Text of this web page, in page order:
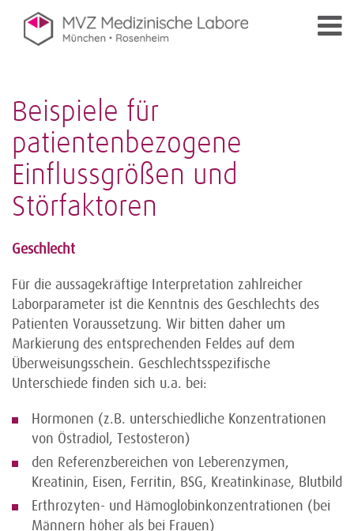
Beispiele für
patientenbezogene
Einflussgrößen und
Störfaktoren
Geschlecht
Für die aussagekräftige Interpretation zahlreicher
Laborparameter ist die Kenntnis des Geschlechts des
Patienten Voraussetzung. Wir bitten daher um
Markierung des entsprechenden Feldes auf dem
Überweisungsschein. Geschlechtsspezifische
Unterschiede finden sich u.a. bei:
Hormonen (z.B. unterschiedliche Konzentrationen
von Östradiol, Testosteron)
den Referenzbereichen von Leberenzymen,
Kreatinin, Eisen, Ferritin, BSG, Kreatinkinase, Blutbild
Erthrozyten- und Hämoglobinkonzentrationen (bei
Männern höher als bei Frauen)